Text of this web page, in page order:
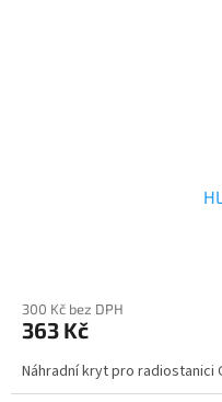
300 Kč bez DPH
363 Kč
Náhradní kryt pro radiostanici